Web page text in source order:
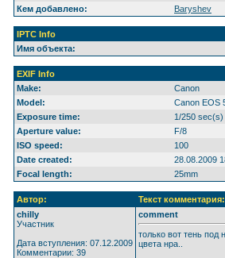
Кем добавлено:
Baryshev
IPTC Info
Имя объекта:
EXIF Info
Make:
Canon
Model:
Canon EOS
Exposure time:
1/250 sec(s)
Aperture value:
F/8
ISO speed:
100
Date created:
28.08.2009
Focal length:
25mm
Автор:
Текст комментария:
chilly
Участник
Дата вступления: 07.12.2009
Комментарии: 39
comment
только вот тень под
цвета нра..